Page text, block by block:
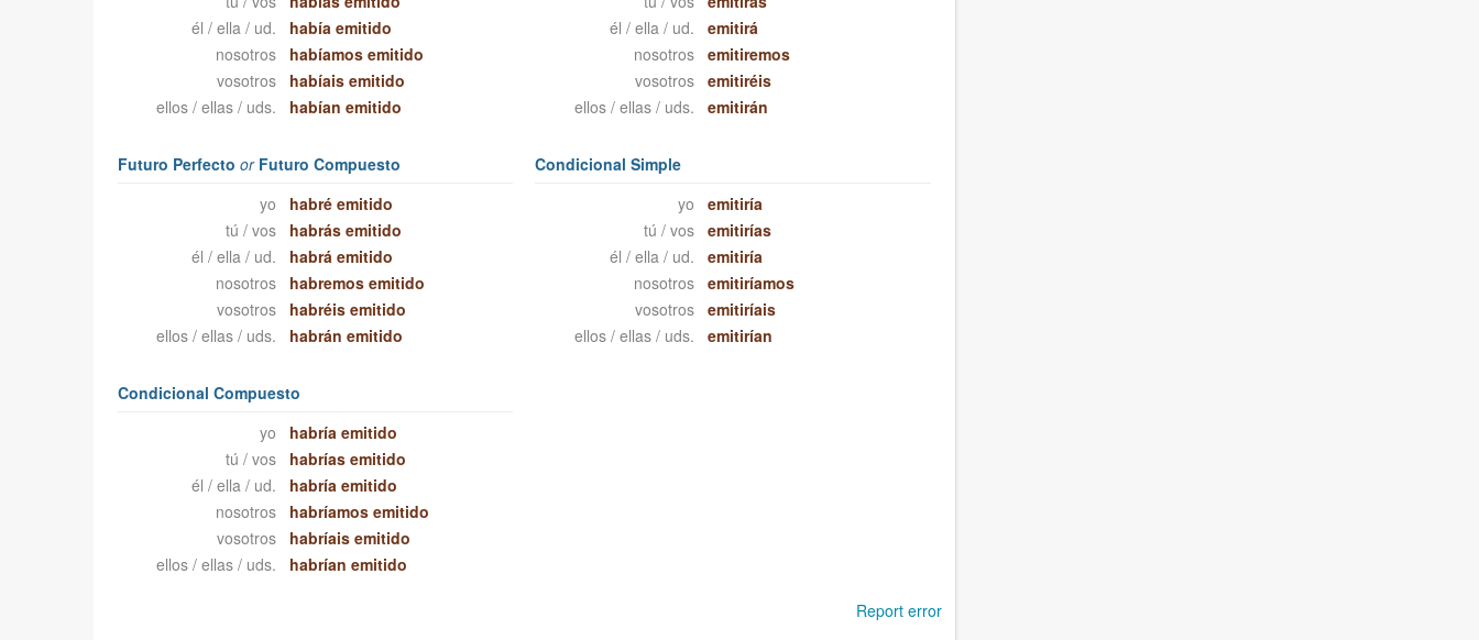
él / ella / ud.
había emitido
nosotros
habíamos emitido
vosotros
habíais emitido
ellos / ellas / uds.
habían emitido
él / ella / ud.
emitirá
nosotros
emitiremos
vosotros
emitiréis
ellos / ellas / uds.
emitirán
Futuro Perfecto orFuturo Compuesto
yo
habré emitido
tú / vos
habrás emitido
él / ella / ud.
habrá emitido
nosotros
habremos emitido
vosotros
habréis emitido
ellos / ellas / uds.
habrán emitido
Condicional Simple
yo
emitiría
tú / vos
emitirías
él / ella / ud.
emitiría
nosotros
emitiríamos
vosotros
emitiríais
ellos / ellas / uds.
emitirían
Condicional Compuesto
yo
habría emitido
tú / vos
habrías emitido
él / ella / ud.
habría emitido
nosotros
habríamos emitido
vosotros
habríais emitido
ellos / ellas / uds.
habrían emitido
Report error